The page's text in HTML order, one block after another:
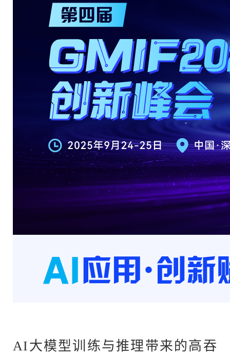
AI大模型训练与推理带来的高吞